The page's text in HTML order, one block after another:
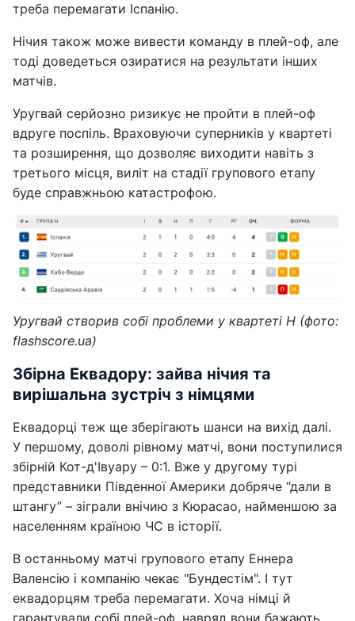
треба перемагати Іспанію.
Нічия також може вивести команду в плей-оф, але
тоді доведеться озиратися на результати інших
матчів.
Уругвай серйозно ризикує не пройти в плей-оф
вдруге поспіль. Враховуючи суперників у квартеті
та розширення, що дозволяє виходити навіть з
третього місця, виліт на стадії групового етапу
буде справжньою катастрофою.
Уругвай створив собі проблеми у квартеті H (фото:
flashscore.uа)
Збірна Еквадору: зайва нічия та
вирішальна зустріч з німцями
Еквадорці теж ще зберігають шанси на вихід далі.
У першому, доволі рівному матчі, вони поступилися
збірній Кот-д'Івуару – 0:1. Вже у другому турі
представники Південної Америки добряче “дали в
штангу” – зіграли внічию з Кюрасао, найменшою за
населенням країною ЧС в історії.
В останньому матчі групового етапу Еннера
Валенсію і компанію чекає "Бундестім". І тут
еквадорцям треба перемагати. Хоча німці й